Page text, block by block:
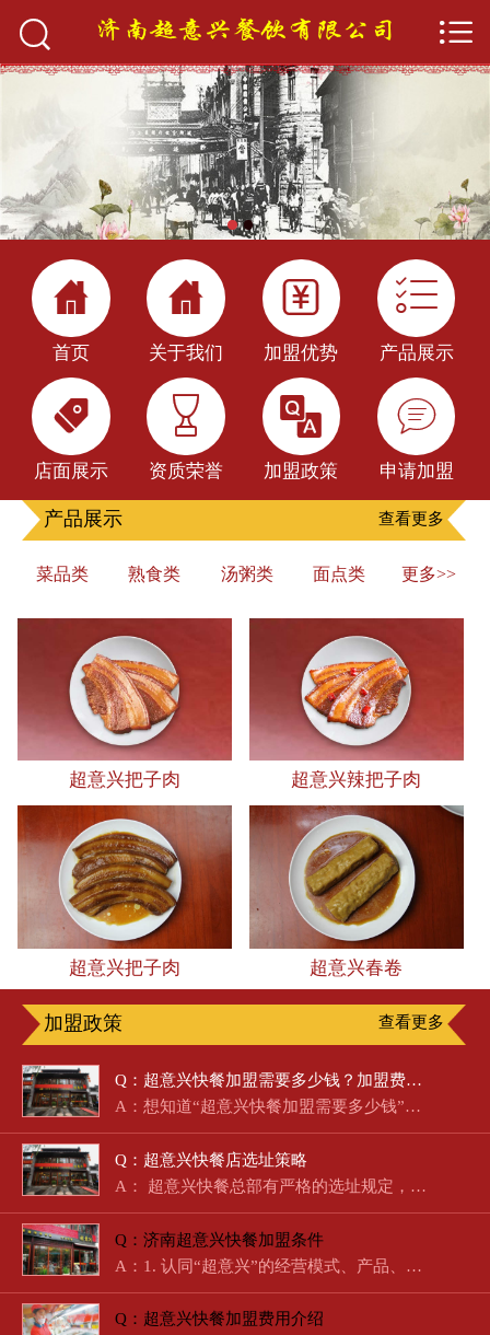
 首页
关于我们
产品展示
加盟优势
加盟政策
新闻中心
餐饮百科
申请加盟



首页

关于我们

加盟优势

产品展示

店面展示

资质荣誉

加盟政策

申请加盟
产品展示 查看更多
菜品类 熟食类 汤粥类 面点类 更多>>
超意兴把子肉 超意兴辣把子肉
超意兴把子肉 超意兴春卷
加盟政策 查看更多
Q：超意兴快餐加盟需要多少钱？加盟费明细及盈利分析
A：想知道“超意兴快餐加盟需要多少钱”？作为济南本土起步的国…
Q：超意兴快餐店选址策略
A： 超意兴快餐总部有严格的选址规定，总部…
Q：济南超意兴快餐加盟条件
A：1. 认同“超意兴”的经营模式、产品、经营理念。2. 在相关领…
Q：超意兴快餐加盟费用介绍